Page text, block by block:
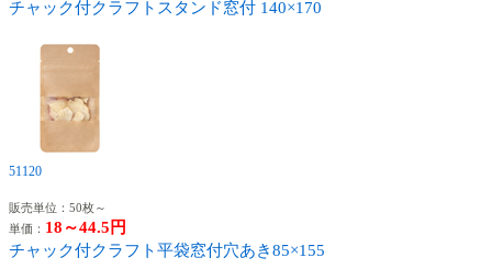
チャック付クラフトスタンド窓付 140×170
51120
販売単位：50枚～
単価： 18～44.5円
チャック付クラフト平袋窓付穴あき85×155